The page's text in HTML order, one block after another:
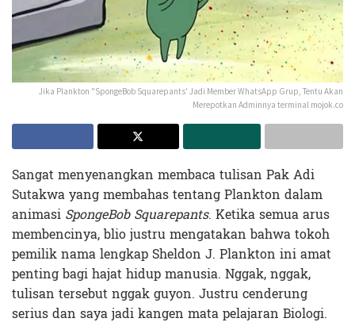
Jika Plankton "SpongeBob Squarepants' Jadi Member WhatsApp Grup, Tentu Akan
Merepotkan Adminnya terminal mojok.co
Sangat menyenangkan membaca tulisan Pak Adi
Sutakwa yang membahas tentang Plankton dalam
animasi SpongeBob Squarepants. Ketika semua arus
membencinya, blio justru mengatakan bahwa tokoh
pemilik nama lengkap Sheldon J. Plankton ini amat
penting bagi hajat hidup manusia. Nggak, nggak,
tulisan tersebut nggak guyon. Justru cenderung
serius dan saya jadi kangen mata pelajaran Biologi.